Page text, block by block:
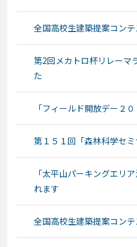
全国高校生建築提案コン
第2回メカトロ杯リレーマ
た
「フィールド開放デー２
第１５１回「森林科学セ
「太平山パーキングエリ
れます
全国高校生建築提案コン